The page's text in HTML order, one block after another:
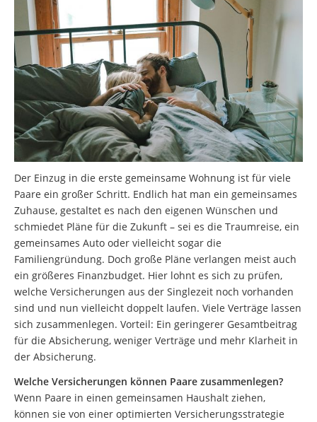
Der Einzug in die erste gemeinsame Wohnung ist für viele
Paare ein großer Schritt. Endlich hat man ein gemeinsames
Zuhause, gestaltet es nach den eigenen Wünschen und
schmiedet Pläne für die Zukunft – sei es die Traumreise, ein
gemeinsames Auto oder vielleicht sogar die
Familiengründung. Doch große Pläne verlangen meist auch
ein größeres Finanzbudget. Hier lohnt es sich zu prüfen,
welche Versicherungen aus der Singlezeit noch vorhanden
sind und nun vielleicht doppelt laufen. Viele Verträge lassen
sich zusammenlegen. Vorteil: Ein geringerer Gesamtbeitrag
für die Absicherung, weniger Verträge und mehr Klarheit in
der Absicherung.
Welche Versicherungen können Paare zusammenlegen?
Wenn Paare in einen gemeinsamen Haushalt ziehen,
können sie von einer optimierten Versicherungsstrategie